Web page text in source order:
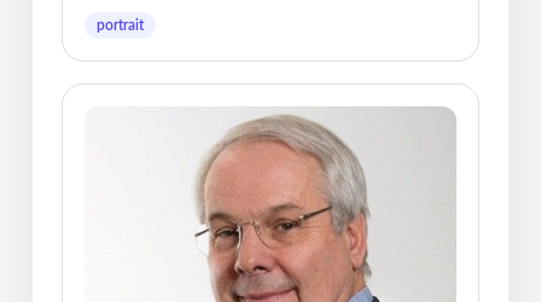
portrait